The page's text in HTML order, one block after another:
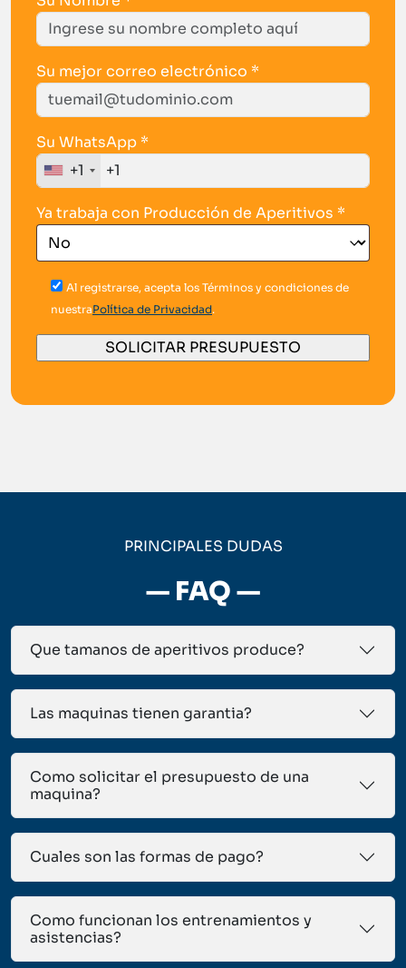
Su mejor correo electrónico *
Su WhatsApp *
+1
Ya trabaja con Producción de Aperitivos *
Al registrarse, acepta los Términos y condiciones de
nuestraPolítica de Privacidad.
PRINCIPALES DUDAS
— FAQ —
Que tamanos de aperitivos produce?
Las maquinas tienen garantia?
Como solicitar el presupuesto de una
maquina?
Cuales son las formas de pago?
Como funcionan los entrenamientos y
asistencias?